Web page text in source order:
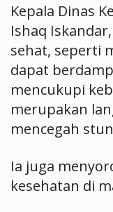
Kepala Dinas
Ishaq
sehat, seperti
dapat
mencukupi
merupakan
mencegah
Ia juga
kesehatan di